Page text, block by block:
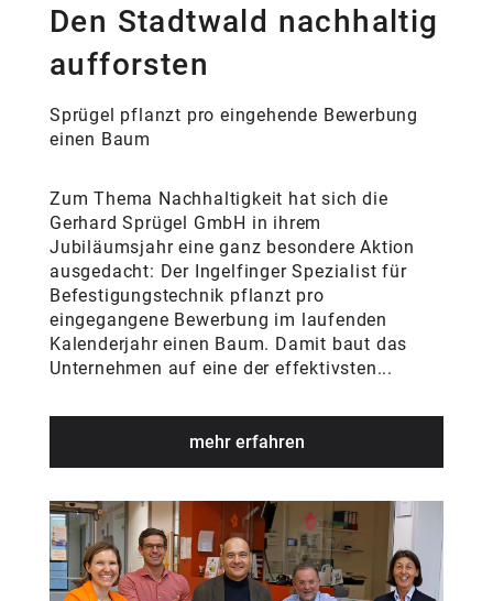
Den Stadtwald nachhaltig
aufforsten
Sprügel pflanzt pro eingehende Bewerbung
einen Baum
Zum Thema Nachhaltigkeit hat sich die
Gerhard Sprügel GmbH in ihrem
Jubiläumsjahr eine ganz besondere Aktion
ausgedacht: Der Ingelfinger Spezialist für
Befestigungstechnik pflanzt pro
eingegangene Bewerbung im laufenden
Kalenderjahr einen Baum. Damit baut das
Unternehmen auf eine der effektivsten...
mehr erfahren